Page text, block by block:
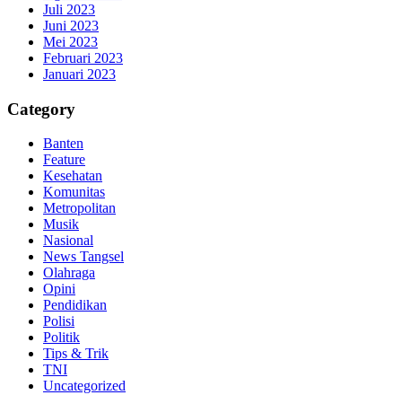
Juli 2023
Juni 2023
Mei 2023
Februari 2023
Januari 2023
Category
Banten
Feature
Kesehatan
Komunitas
Metropolitan
Musik
Nasional
News Tangsel
Olahraga
Opini
Pendidikan
Polisi
Politik
Tips & Trik
TNI
Uncategorized